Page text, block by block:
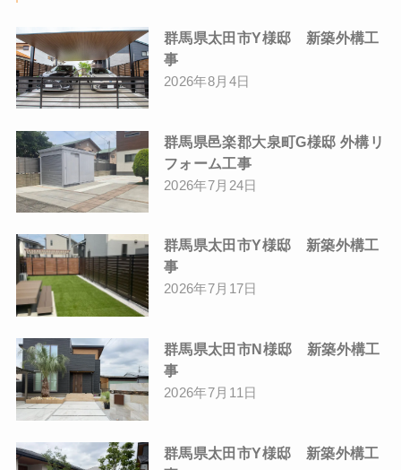
群馬県太田市Y様邸 新築外構工
事
2026年8月4日
群馬県邑楽郡大泉町G様邸 外構リ
フォーム工事
2026年7月24日
群馬県太田市Y様邸 新築外構工
事
2026年7月17日
群馬県太田市N様邸 新築外構工
事
2026年7月11日
群馬県太田市Y様邸 新築外構工